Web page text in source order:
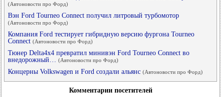
(Автоновости про Форд)
Вэн Ford Tourneo Connect получил литровый турбомотор
(Автоновости про Форд)
Компания Ford тестирует гибридную версию фургона Tourneo
Connect (Автоновости про Форд)
Тюнер Delta4x4 превратил минивэн Ford Tourneo Connect во
внедорожный…
(Автоновости про Форд)
Концерны Volkswagen и Ford создали альянс (Автоновости про Форд)
Комментарии посетителей